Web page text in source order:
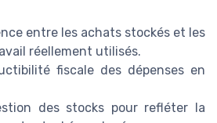
entre les achats stockés et les
réellement utilisés.
fiscale des dépenses en
des stocks pour refléter la